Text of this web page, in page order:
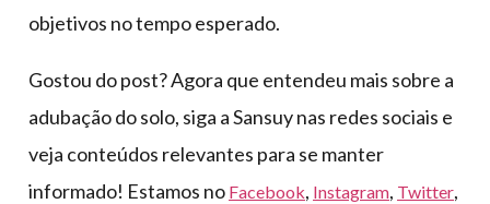
objetivos no tempo esperado.
Gostou do post? Agora que entendeu mais sobre a
adubação do solo, siga a Sansuy nas redes sociais e
veja conteúdos relevantes para se manter
informado! Estamos no Facebook, Instagram, Twitter,